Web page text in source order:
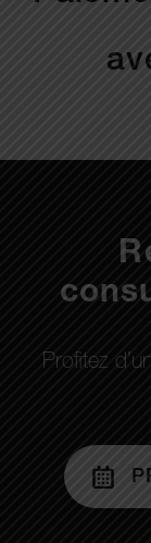
Profitez